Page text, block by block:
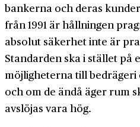
bankerna och deras
från 1991 är hållningen
absolut säkerhet inte är
Standarden ska i stället på
möjligheterna till
och om de ändå äger rum
avslöjas vara hög.